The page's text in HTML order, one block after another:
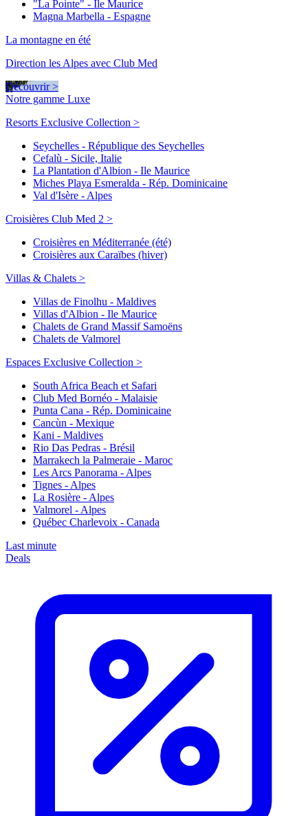
"La Pointe" - Ile Maurice
Magna Marbella - Espagne
La montagne en été
Direction les Alpes avec Club Med
Découvrir >
Notre gamme Luxe
Resorts Exclusive Collection >
Seychelles - République des Seychelles
Cefalù - Sicile, Italie
La Plantation d'Albion - Ile Maurice
Miches Playa Esmeralda - Rép. Dominicaine
Val d'Isère - Alpes
Croisières Club Med 2 >
Croisières en Méditerranée (été)
Croisières aux Caraïbes (hiver)
Villas & Chalets >
Villas de Finolhu - Maldives
Villas d'Albion - Ile Maurice
Chalets de Grand Massif Samoëns
Chalets de Valmorel
Espaces Exclusive Collection >
South Africa Beach et Safari
Club Med Bornéo - Malaisie
Punta Cana - Rép. Dominicaine
Cancùn - Mexique
Kani - Maldives
Rio Das Pedras - Brésil
Marrakech la Palmeraie - Maroc
Les Arcs Panorama - Alpes
Tignes - Alpes
La Rosière - Alpes
Valmorel - Alpes
Québec Charlevoix - Canada
Last minute
Deals